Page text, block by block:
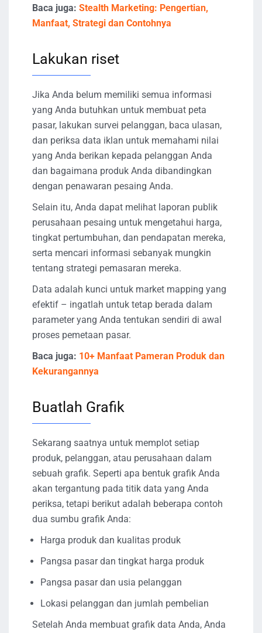
Baca juga: Stealth Marketing: Pengertian,
Manfaat, Strategi dan Contohnya
Lakukan riset
Jika Anda belum memiliki semua informasi
yang Anda butuhkan untuk membuat peta
pasar, lakukan survei pelanggan, baca ulasan,
dan periksa data iklan untuk memahami nilai
yang Anda berikan kepada pelanggan Anda
dan bagaimana produk Anda dibandingkan
dengan penawaran pesaing Anda.
Selain itu, Anda dapat melihat laporan publik
perusahaan pesaing untuk mengetahui harga,
tingkat pertumbuhan, dan pendapatan mereka,
serta mencari informasi sebanyak mungkin
tentang strategi pemasaran mereka.
Data adalah kunci untuk market mapping yang
efektif – ingatlah untuk tetap berada dalam
parameter yang Anda tentukan sendiri di awal
proses pemetaan pasar.
Baca juga: 10+ Manfaat Pameran Produk dan
Kekurangannya
Buatlah Grafik
Sekarang saatnya untuk memplot setiap
produk, pelanggan, atau perusahaan dalam
sebuah grafik. Seperti apa bentuk grafik Anda
akan tergantung pada titik data yang Anda
periksa, tetapi berikut adalah beberapa contoh
dua sumbu grafik Anda:
Harga produk dan kualitas produk
Pangsa pasar dan tingkat harga produk
Pangsa pasar dan usia pelanggan
Lokasi pelanggan dan jumlah pembelian
Setelah Anda membuat grafik data Anda, Anda